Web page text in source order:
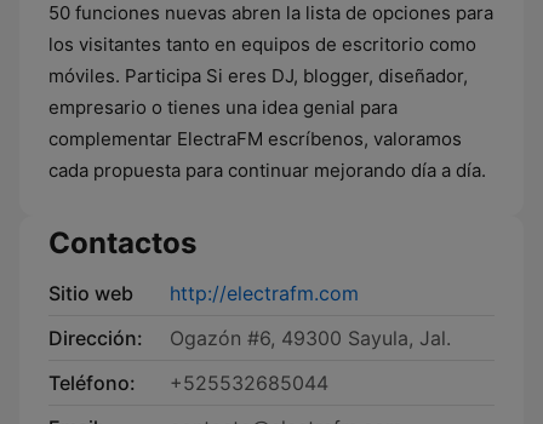
50 funciones nuevas abren la lista de opciones para
los visitantes tanto en equipos de escritorio como
móviles. Participa Si eres DJ, blogger, diseñador,
empresario o tienes una idea genial para
complementar ElectraFM escríbenos, valoramos
cada propuesta para continuar mejorando día a día.
Contactos
Sitio web
http://electrafm.com
Dirección:
Ogazón #6, 49300 Sayula, Jal.
Teléfono:
+525532685044